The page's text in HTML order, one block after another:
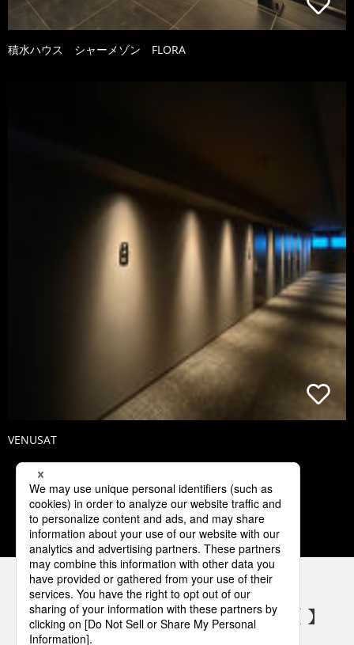
積水ハウス シャーメゾン FLORA
VENUSAT
1 2 3 4 5
パナソニックの電気設備 SNSアカウント